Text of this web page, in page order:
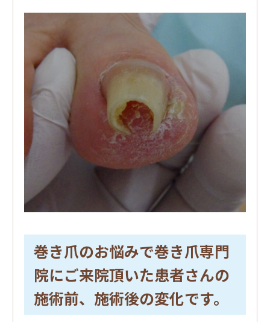
巻き爪のお悩みで巻き爪専門
院にご来院頂いた患者さんの
施術前、施術後の変化です。